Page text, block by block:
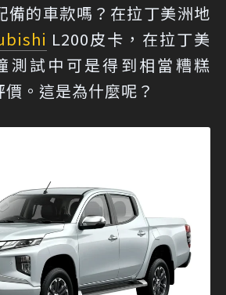
備的車款嗎？在拉丁美洲地
L200皮卡，在拉丁美
測試中可是得到相當糟糕
。這是為什麼呢？